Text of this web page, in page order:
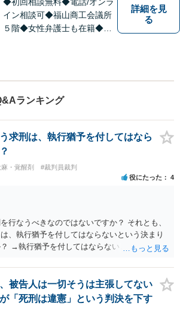
イン相談可◆福山商工会議所
５階◆女性弁護士も在籍◆刑
いことも安心してご相談くだ
さい。あなたの気持ちに寄り
添い、丁寧にお応えします。
詳細を見
る
ランキング
求刑は、執行猶予を付してはなら
・覚醒剤 #裁判員裁判
役にたった 4
行なうべきなのではないですか？ それとも、
、執行猶予を付してはならないという決まり
→執行猶予を付してはならないという決まり
ます。検察側に裁量がある求刑内容について
で尋ねられても、弁護人サイドとしてはお答え
被告人は一切そうは主張してない
「死刑は違憲」という判決を下す